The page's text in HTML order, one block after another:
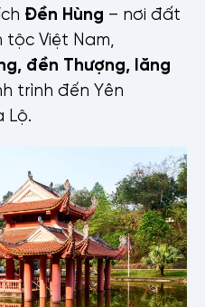
Đền Hùng – nơi đất
Việt Nam,
đền Thượng, lăng
trình đến Yên
Lộ.